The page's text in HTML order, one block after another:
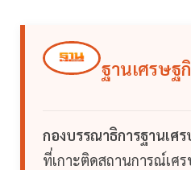
ฐานเศรษฐ
กองบรรณาธิการฐานเศ
ที่เกาะติดสถานการณ์เศ